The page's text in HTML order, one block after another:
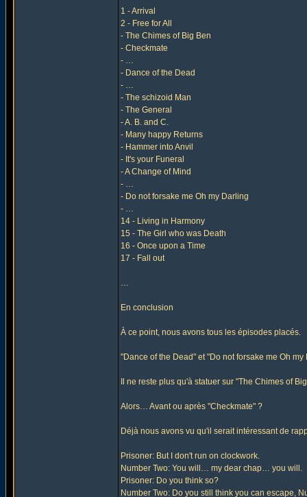
1 - Arrival
2 - Free for All
- The Chimes of Big Ben
- Checkmate
- …
- Dance of the Dead
- …
- The schizoid Man
- The General
- A. B. and C.
- Many happy Returns
- Hammer into Anvil
- It's your Funeral
- A Change of Mind
- …
- Do not forsake me Oh my Darling
- …
14 - Living in Harmony
15 - The Girl who was Death
16 - Once upon a Time
17 - Fall out
…
En conclusion
À ce point, nous avons tous les épisodes placés.
"Dance of the Dead" et "Do not forsake me Oh
Il ne reste plus qu'à statuer sur "The Chimes of
Alors… Avant ou après "Checkmate" ?
Déjà nous avons vu qu'il serait intéressant de
Prisoner: But I don't run on clockwork.
Number Two: You will… my dear chap… you will.
Prisoner: Do you think so?
Number Two: Do you still think you can escape,